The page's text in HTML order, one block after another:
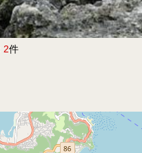
2件